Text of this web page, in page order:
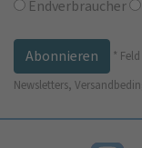
Endverbraucher
*
Newsletters,